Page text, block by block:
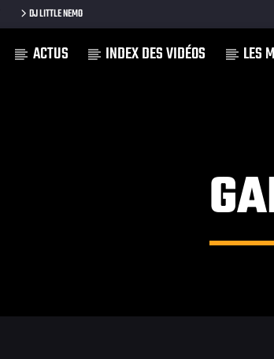
DJ LITTLE NEMO
ACTUS INDEX DES VIDÉOS LES